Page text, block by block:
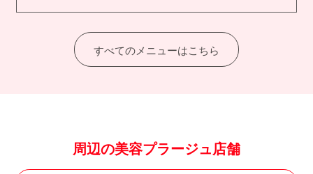
すべてのメニューはこちら
周辺の美容プラージュ店舗